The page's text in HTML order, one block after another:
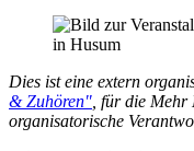
Dies ist eine extern
& Zuhören" , für die
organisatorische